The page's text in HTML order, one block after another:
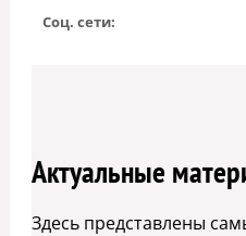
Соц. сети:
Актуальные
Здесь представлены